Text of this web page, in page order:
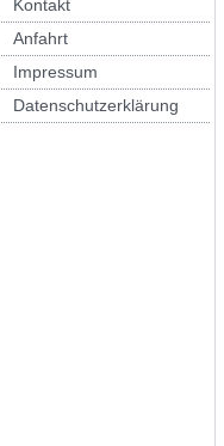
Kontakt
Anfahrt
Impressum
Datenschutzerklärung